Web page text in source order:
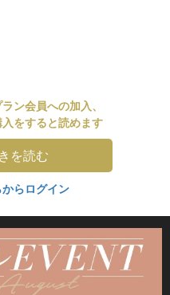
ン会員への加入、
をすると読めます
を読む
らログイン